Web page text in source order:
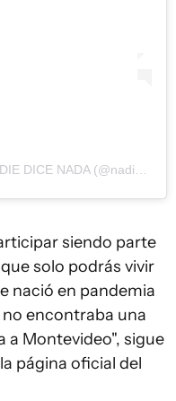
Una publicación compartida por NADIE DICE NADA (@nadiedicenada)
siendo parte
solo podrás vivir
nació en pandemia
encontraba una
a Montevideo", sigue
página oficial del